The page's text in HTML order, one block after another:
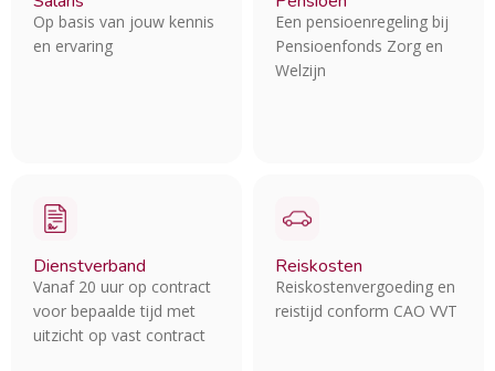
Op basis van jouw kennis
en ervaring
Een pensioenregeling bij
Pensioenfonds Zorg en
Welzijn
Dienstverband
Vanaf 20 uur op contract
voor bepaalde tijd met
uitzicht op vast contract
Reiskosten
Reiskostenvergoeding en
reistijd conform CAO VVT